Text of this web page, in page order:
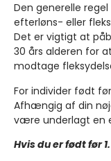
Den generelle
efterløns- eller
Det er vigtigt at
30 års alderen for
modtage
For individer født
Afhængig af din
være underlagt en
Hvis du er født før